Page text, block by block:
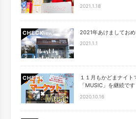
2021.1.18
CHECK 2021年あけましてお
2021.1.1
CHECK
１１月もかどまナイト
「MUSIC」を継続です
2020.10.16